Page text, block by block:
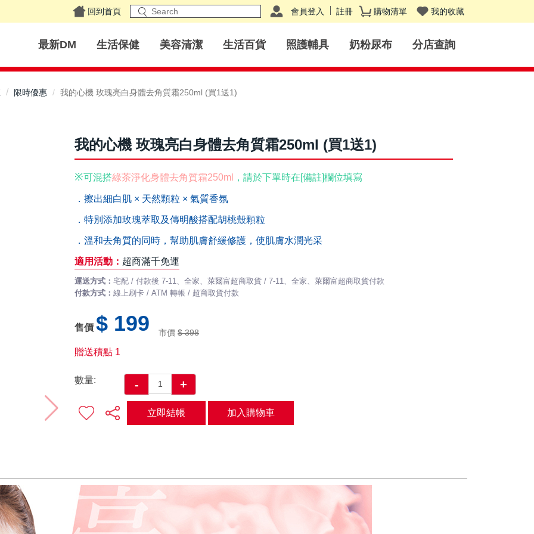
回到首頁 會員登入 註冊 購物清單 我的收藏
最新DM 生活保健 美容清潔 生活百貨 照護輔具 奶粉尿布 分店查詢
限時優惠 我的心機 玫瑰亮白身體去角質霜250ml (買1送1)
我的心機 玫瑰亮白身體去角質霜250ml (買1送1)
※可混搭綠茶淨化身體去角質霜250ml ，請於下單時在[備註]欄位填寫
．擦出細白肌 × 天然顆粒 × 氣質香氛
．特別添加玫瑰萃取及傳明酸搭配胡桃殼顆粒
．溫和去角質的同時，幫助肌膚舒緩修護，使肌膚水潤光采
適用活動： 超商滿千免運
運送方式： 宅配 / 付款後 7-11、全家、萊爾富超商取貨 / 7-11、全家、萊爾富超商取貨付款
付款方式： 線上刷卡 / ATM 轉帳 / 超商取貨付款
售價 $ 199 市價 $ 398
贈送積點 1
數量: - +
立即結帳 加入購物車